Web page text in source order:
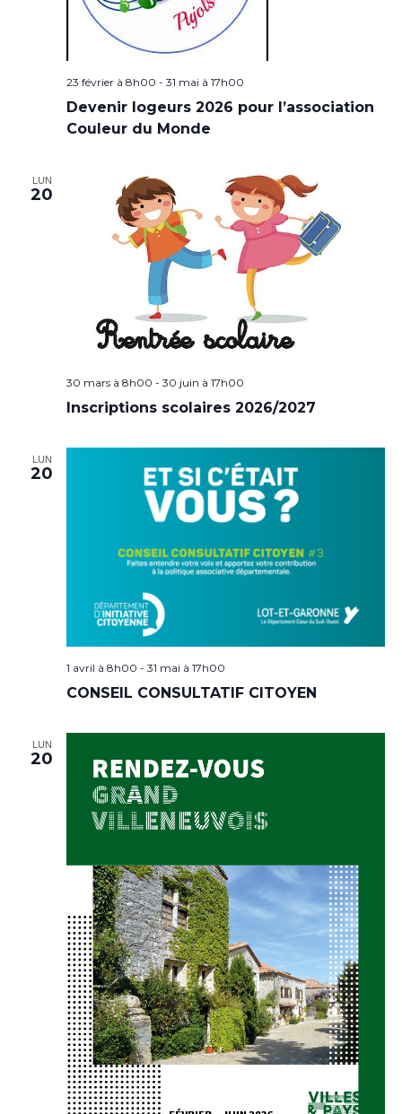
23 février à 8h00 - 31 mai à 17h00
Devenir logeurs 2026 pour l’association
Couleur du Monde
LUN
20
30 mars à 8h00 - 30 juin à 17h00
Inscriptions scolaires 2026/2027
LUN
20
1 avril à 8h00 - 31 mai à 17h00
CONSEIL CONSULTATIF CITOYEN
LUN
20